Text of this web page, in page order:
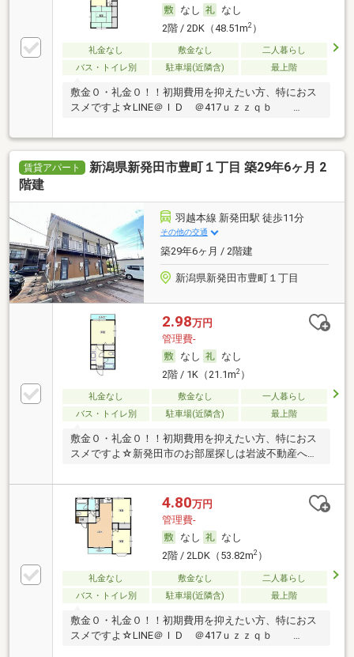
なし
なし
2階 / 2DK（48.51m2）
礼金なし 敷金なし
二人暮らし
バス・トイレ別
駐車場(近隣含) 最上階
敷金０・礼金０！！初期費用を抑えたい方、特におス
スメですよ☆LINE＠ＩＤ ＠417ｕｚｚｑｂ …
賃貸アパート
新潟県新発田市豊町１丁目 築29年6ヶ月 2
階建
羽越本線 新発田駅 徒歩11分
その他の交通
築29年6ヶ月 / 2階建
新潟県新発田市豊町１丁目
2.98万円
管理費-
なし
なし
2階 / 1K（21.1m2）
礼金なし 敷金なし
一人暮らし
バス・トイレ別
駐車場(近隣含) 最上階
敷金０・礼金０！！初期費用を抑えたい方、特におス
スメですよ☆新発田市のお部屋探しは岩波不動産へ
4.80万円
管理費-
なし
なし
2階 / 2LDK（53.82m2）
礼金なし 敷金なし
二人暮らし
バス・トイレ別
駐車場(近隣含) 最上階
敷金０・礼金０！！初期費用を抑えたい方、特におス
スメですよ☆LINE＠ＩＤ ＠417ｕｚｚｑｂ …